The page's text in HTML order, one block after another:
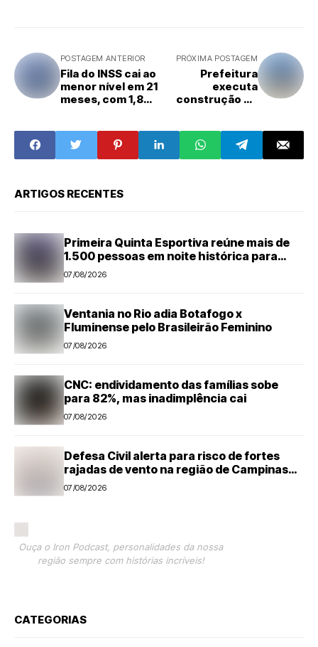
POSTAGEM ANTERIOR
Fila do INSS cai ao
menor nível em 21
meses, com 1,8
PRÓXIMA POSTAGEM
Prefeitura
executa
construção de
ARTIGOS RECENTES
Primeira Quinta Esportiva reúne mais de
1.500 pessoas em noite histórica para
Capivari
07/08/2026
Ventania no Rio adia Botafogo x
Fluminense pelo Brasileirão Feminino
07/08/2026
CNC: endividamento das famílias sobe
para 82%, mas inadimplência cai
07/08/2026
Defesa Civil alerta para risco de fortes
rajadas de vento na região de Campinas
até sábado (8)
07/08/2026
Ouça o Iron Podcast, personalidades da nossa
região sempre com histórias incríveis!
CATEGORIAS